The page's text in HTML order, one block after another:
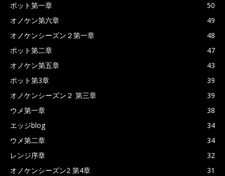
ポット第一章
50
オノケン第六章
49
オノケンシーズン２第一章
48
ポット第二章
47
オノケン第五章
43
ポット第3章
39
オノケンシーズン２ 第三章
39
ウメ第一章
38
エッジblog
34
ウメ第二章
34
レンジ序章
32
オノケンシーズン2 第4章
31